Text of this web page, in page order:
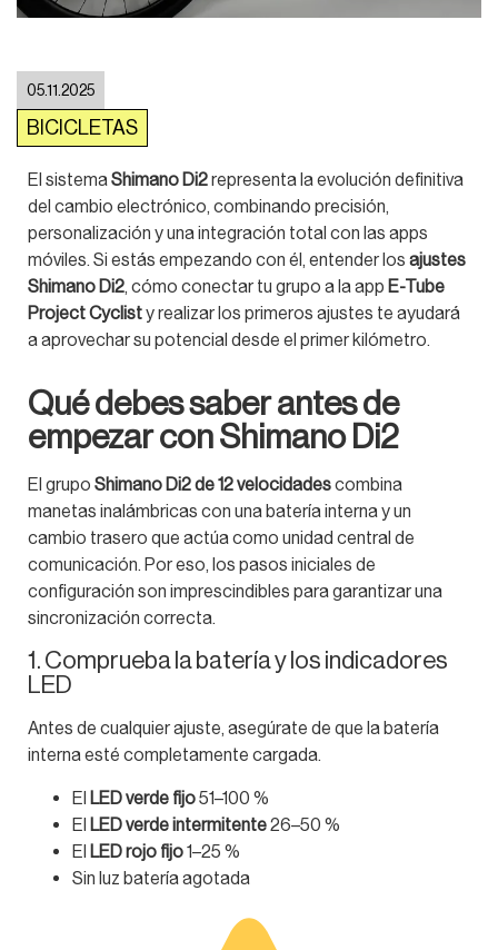
05.11.2025
BICICLETAS
El sistemaShimano Di2representa la evolución definitiva
del cambio electrónico, combinando precisión,
personalización y una integración total con las apps
móviles. Si estás empezando con él, entender los ajustes
Shimano Di2, cómo conectar tu grupo a la app E-Tube
Project Cyclisty realizar los primeros ajustes te ayudará
a aprovechar su potencial desde el primer kilómetro.
Qué debes saber antes de
empezar con Shimano Di2
El grupo Shimano Di2 de 12 velocidadescombina
manetas inalámbricas con una batería interna y un
cambio trasero que actúa como unidad central de
comunicación. Por eso, los pasos iniciales de
configuración son imprescindibles para garantizar una
sincronización correcta.
1. Comprueba la batería y los indicadores
LED
Antes de cualquier ajuste, asegúrate de que la batería
interna esté completamente cargada.
El LED verde fijo51–100 %
El LED verde intermitente26–50 %
El LED rojo fijo1–25 %
Sin luz batería agotada